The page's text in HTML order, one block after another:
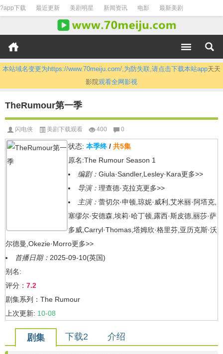
?app下载 最近更新 美剧明星 新闻资讯 电影 最新美剧
本站域名变更为https://www.70meiju.com/,为防失联,请点击下载本站app天天
影院观看全网影视
TheRumour第一季
闪电侠 美剧下载观看 400 0
状态: 本季终/ 共5集
原名:The Rumour Season 1
编剧： Giula·Sandler,Lesley·Kara更多>>
导演： 理查德·克拉克更多>>
主演： 蕾切尔·申顿,琼妮·威利,艾米丽·阿塔克,
塞缪尔·安德森,埃莉·哈丁顿,露西·斯皮德,丽莎·萨
多威,Carryl·Thomas,塔姆欣·格里芬,亚历克斯·沃
尔德曼,Okezie·Morro更多>>
首播日期： 2025-09-10(英国)
别名:
评分： 7.2
剧集系列：The Rumour
上次更新: 10-08
剧集 下载2 介绍